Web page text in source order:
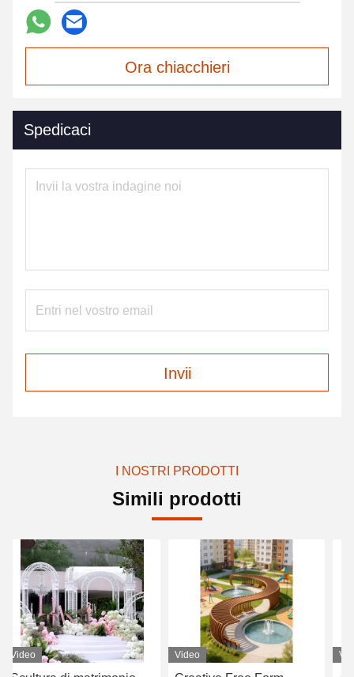
Ora chiacchieri
Spedicaci
Invii
I NOSTRI PRODOTTI
Simili prodotti
Video Video